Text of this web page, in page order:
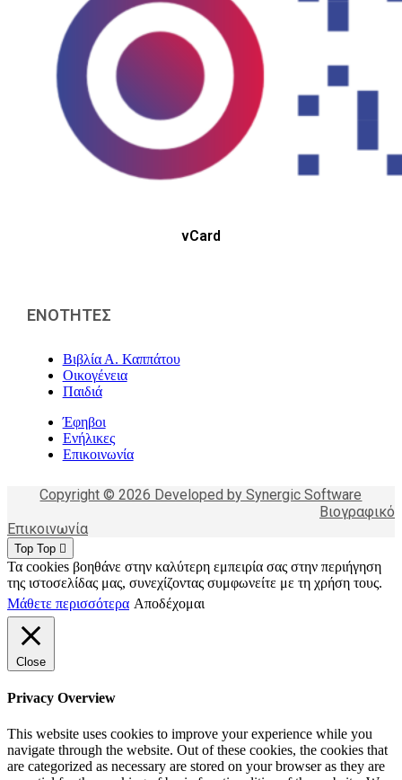
vCard
ΕΝΟΤΗΤΕΣ
Βιβλία Α. Καππάτου
Οικογένεια
Παιδιά
Έφηβοι
Ενήλικες
Επικοινωνία
Copyright © 2026 Developed by Synergic Software
Βιογραφικό
Επικοινωνία
Top Top
Τα cookies βοηθάνε στην καλύτερη εμπειρία σας στην περιήγηση
της ιστοσελίδας μας, συνεχίζοντας συμφωνείτε με τη χρήση τους.
Μάθετε περισσότερα Αποδέχομαι
Close
Privacy Overview
This website uses cookies to improve your experience while you
navigate through the website. Out of these cookies, the cookies that
are categorized as necessary are stored on your browser as they are